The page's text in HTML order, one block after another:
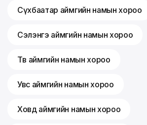
Сүхбаатар аймгийн намын хороо
Сэлэнгэ аймгийн намын хороо
Төв аймгийн намын хороо
Увс аймгийн намын хороо
Ховд аймгийн намын хороо